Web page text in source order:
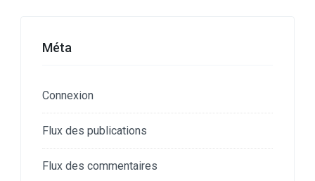
Méta
Connexion
Flux des publications
Flux des commentaires